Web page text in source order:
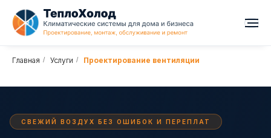
Главная / Услуги / Проектирование вентиляции
СВЕЖИЙ ВОЗДУХ БЕЗ ОШИБОК И ПЕРЕПЛАТ